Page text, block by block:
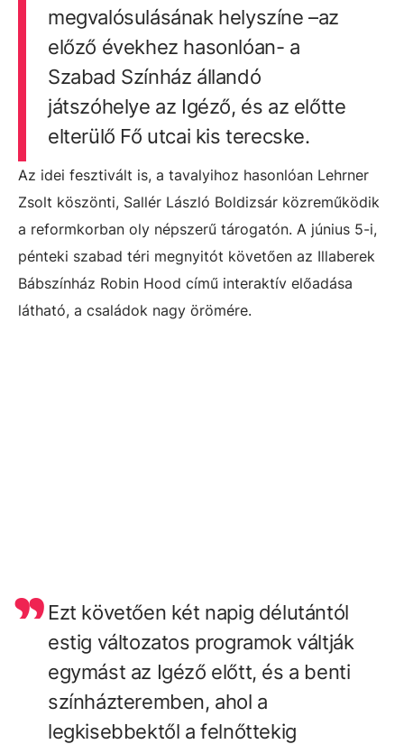
megvalósulásának helyszíne –az
előző évekhez hasonlóan- a
Szabad Színház állandó
játszóhelye az Igéző, és az előtte
elterülő Fő utcai kis terecske.
Az idei fesztivált is, a tavalyihoz hasonlóan Lehrner
Zsolt köszönti, Sallér László Boldizsár közreműködik
a reformkorban oly népszerű tárogatón. A június 5-i,
pénteki szabad téri megnyitót követően az Illaberek
Bábszínház Robin Hood című interaktív előadása
látható, a családok nagy örömére.
Ezt követően két napig délutántól
estig változatos programok váltják
egymást az Igéző előtt, és a benti
színházteremben, ahol a
legkisebbektől a felnőttekig